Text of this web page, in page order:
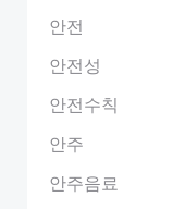
안전
안전성
안전수칙
안주
안주음료